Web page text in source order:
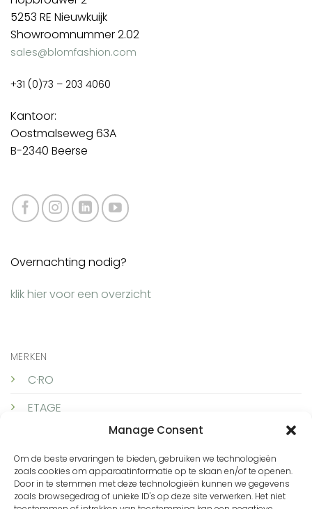
Manage Consent
Om de beste ervaringen te bieden, gebruiken we technologieën
zoals cookies om apparaatinformatie op te slaan en/of te openen.
Door in te stemmen met deze technologieën kunnen we gegevens
zoals browsegedrag of unieke ID's op deze site verwerken. Het niet
5253 RE Nieuwkuijk
Showroomnummer 2.02
sales@blomfashion.com
+31 (0)73 – 203 4060
Kantoor:
Oostmalseweg 63A
B-2340 Beerse
MERKEN
C·RO
ETAGE
ICNK Amsterdam
LUNDGAARD
SKOVHUUS
Overnachting nodig?
klik hier voor een overzicht